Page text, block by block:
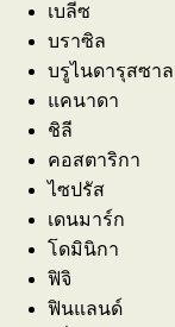
เบลีซ
บราซิล
บรูไนดารุสซา
แคนาดา
ชิลี
คอสตาริกา
ไซปรัส
เดนมาร์ก
โดมินิกา
ฟิจิ
ฟินแลนด์